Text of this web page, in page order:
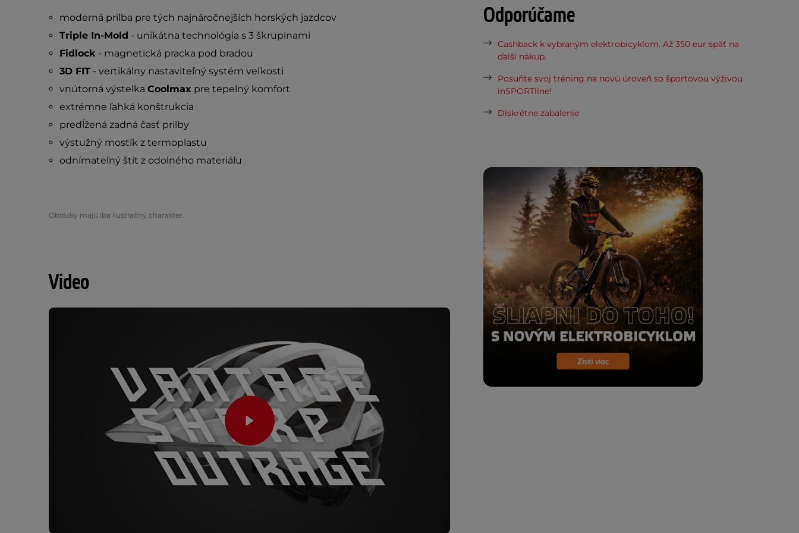
moderná prilba pre tých najnáročnejších horských jazdcov
Triple In-Mold - unikátna technológia s 3 škrupinami
Fidlock- magnetická pracka pod bradou
3D FIT- vertikálny nastaviteľný systém veľkosti
vnútorná výstelka Coolmax pre tepelný komfort
extrémne ľahká konštrukcia
predĺžená zadná časť prilby
výstužný mostík z termoplastu
odnímateľný štít z odolného materiálu
Obrázky majú iba ilustračný charakter.
Video
Odporúčame
Cashback k vybraným elektrobicyklom. Až 350 eur späť na
ďalší nákup.
Posuňte svoj tréning na novú úroveň so športovou výživou
inSPORTline!
Diskrétne zabalenie